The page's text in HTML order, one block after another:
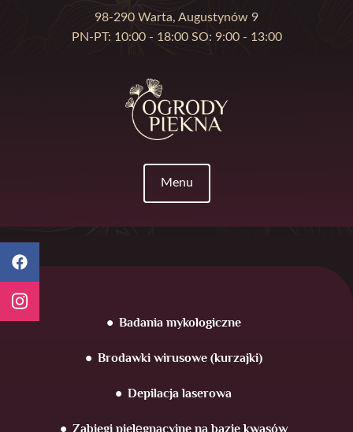
98-290 Warta, Augustynów 9
PN-PT: 10:00 - 18:00 SO: 9:00 - 13:00
Menu
Badania mykologiczne
Brodawki wirusowe (kurzajki)
Depilacja laserowa
Zabiegi pielęgnacyjne na bazie kwasów